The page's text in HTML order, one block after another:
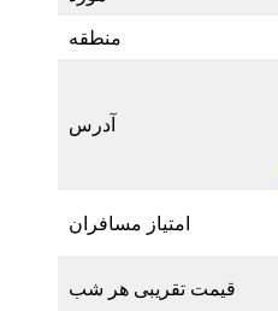
منطقه
آدرس
امتیاز مسافران
قیمت تقریبی هر شب